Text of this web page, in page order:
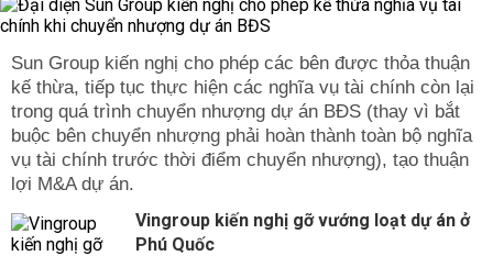
Sun Group kiến nghị cho phép các bên được thỏa thuận
kế thừa, tiếp tục thực hiện các nghĩa vụ tài chính còn lại
trong quá trình chuyển nhượng dự án BĐS (thay vì bắt
buộc bên chuyển nhượng phải hoàn thành toàn bộ nghĩa
vụ tài chính trước thời điểm chuyển nhượng), tạo thuận
lợi M&A dự án.
Vingroup kiến nghị gỡ vướng loạt dự án ở
Phú Quốc